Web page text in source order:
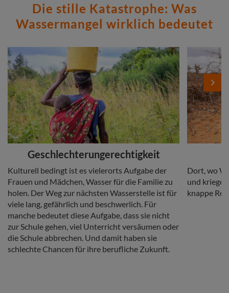
Die stille Katastrophe: Was
Wassermangel wirklich bedeutet
Stories
Add
Image
Headline
Geschlechterungerechtigkeit
Copy
Kulturell bedingt ist es vielerorts Aufgabe der
Frauen und Mädchen, Wasser für die Familie zu
holen. Der Weg zur nächsten Wasserstelle ist für
viele lang, gefährlich und beschwerlich. Für
manche bedeutet diese Aufgabe, dass sie nicht
zur Schule gehen, viel Unterricht versäumen oder
die Schule abbrechen. Und damit haben sie
schlechte Chancen für ihre berufliche Zukunft.
Copy
Dort, wo
und
knappe
Next